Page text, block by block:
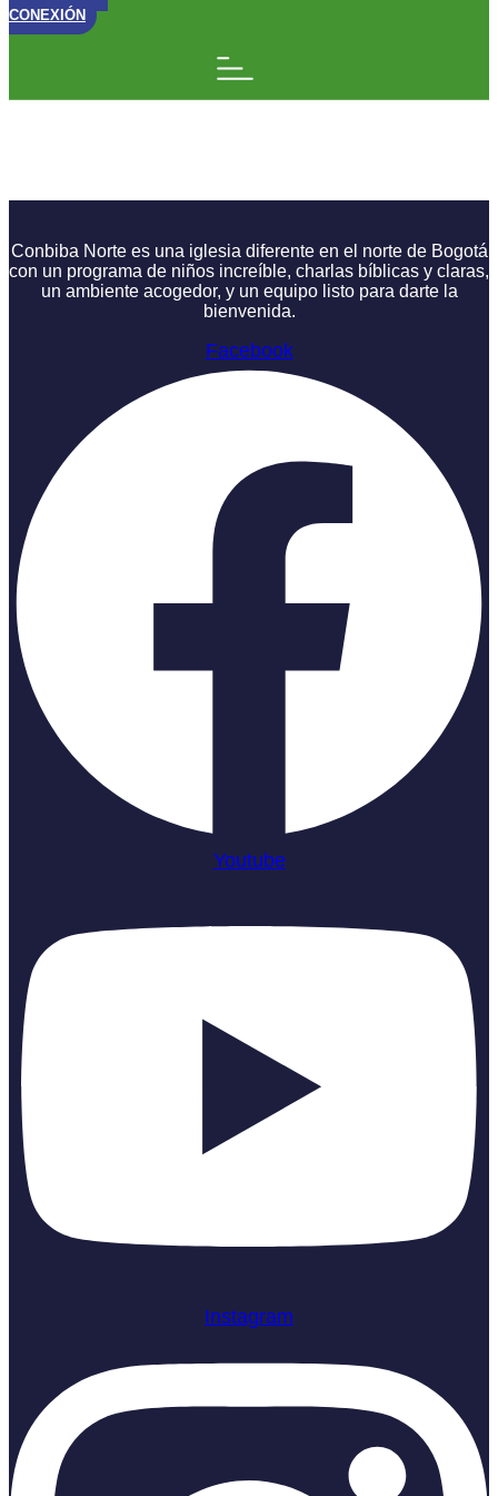
CONEXIÓN
Conbiba Norte es una iglesia diferente en el norte de Bogotá
con un programa de niños increíble, charlas bíblicas y claras,
un ambiente acogedor, y un equipo listo para darte la
bienvenida.
Facebook
Youtube
Instagram